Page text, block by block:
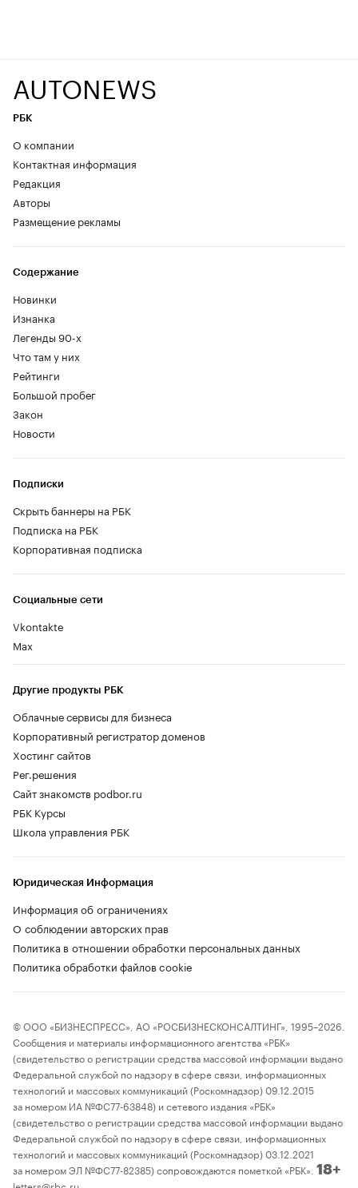
AUTONEWS
РБК
О компании
Контактная информация
Редакция
Авторы
Размещение рекламы
Содержание
Новинки
Изнанка
Легенды 90-х
Что там у них
Рейтинги
Большой пробег
Закон
Новости
Социальные сети
Vkontakte
Max
Другие продукты РБК
Облачные сервисы для бизнеса
Корпоративный регистратор доменов
Хостинг сайтов
Рег.решения
Сайт знакомств podbor.ru
РБК Курсы
Школа управления РБК
Подписки
Скрыть баннеры на РБК
Подписка на РБК
Корпоративная подписка
Юридическая Информация
Информация об ограничениях
О соблюдении авторских прав
Политика в отношении обработки персональных данных
Политика обработки файлов cookie
© ООО «БИЗНЕСПРЕСС», АО «РОСБИЗНЕСКОНСАЛТИНГ», 1995–2026.
Сообщения и материалы информационного агентства «РБК»
(свидетельство о регистрации средства массовой информации выдано
Федеральной службой по надзору в сфере связи, информационных
технологий и массовых коммуникаций (Роскомнадзор) 09.12.2015
за номером ИА №ФС77-63848) и сетевого издания «РБК»
(свидетельство о регистрации средства массовой информации выдано
Федеральной службой по надзору в сфере связи, информационных
технологий и массовых коммуникаций (Роскомнадзор) 03.12.2021
за номером ЭЛ №ФС77-82385) сопровождаются пометкой «РБК». 18+
letters@rbc.ru